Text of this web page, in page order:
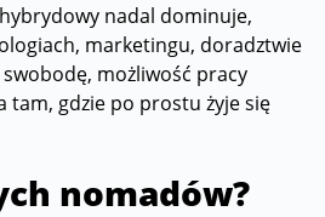
nadal dominuje,
marketingu, doradztwie
swobodę, możliwość pracy
tam, gdzie po prostu żyje się
nomadów?